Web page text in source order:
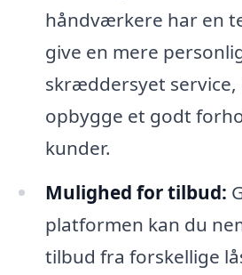
håndværkere har en
give en mere
skræddersyet service,
opbygge et godt
kunder.
Mulighed for tilbud:
platformen kan du
tilbud fra forskellige